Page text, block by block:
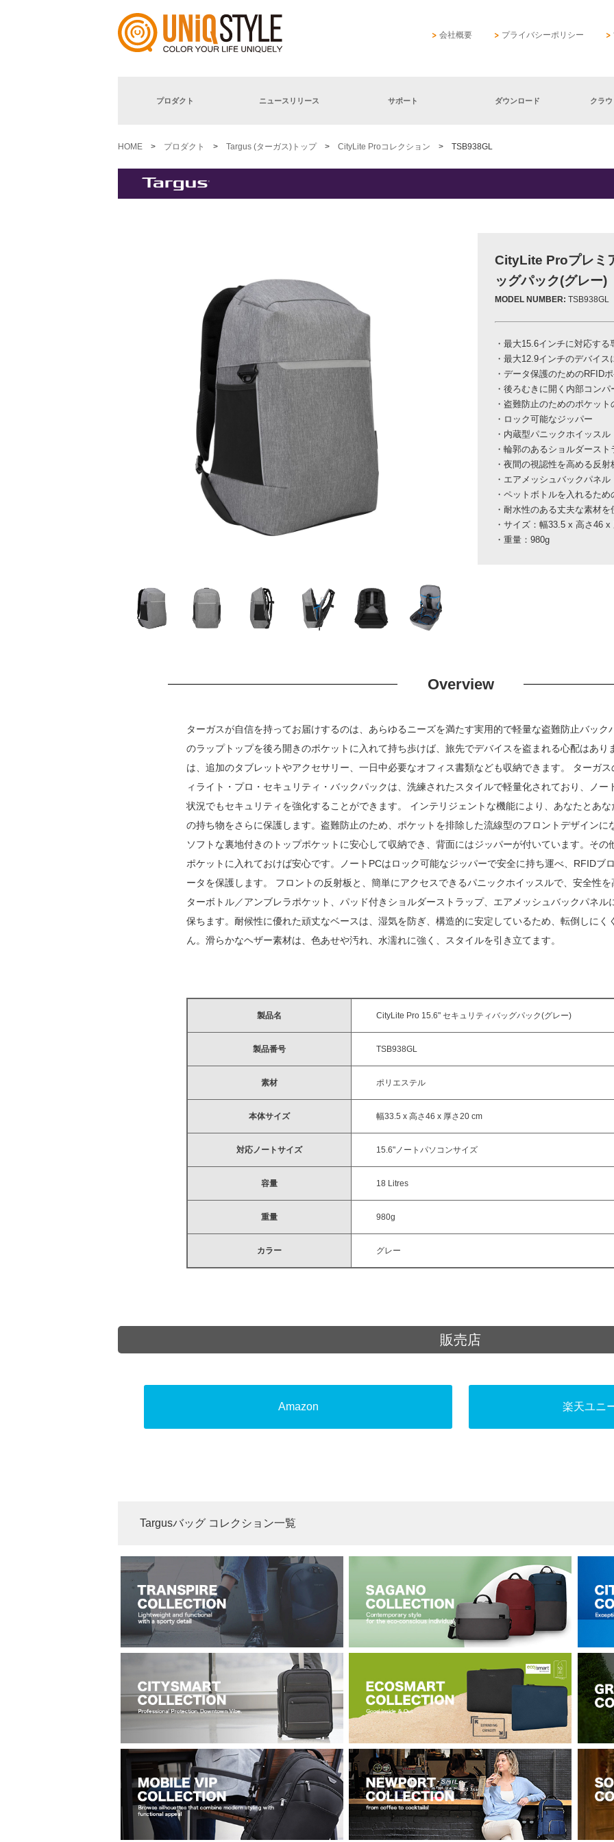
会社概要 プライバシーポリシー
プロダクト ニュースリリース サポート ダウンロード クラ
HOME > プロダクト > Targus (ターガス)トップ> CityLite Proコレクション > TSB938GL
CityLite Proプレミ
ッグパック(グレー)
MODEL NUMBER: TSB938GL
・最大15.6インチに対応す
・最大12.9インチのデバイ
・データ保護のためのRFID
・後ろむきに開く内部コンパ
・盗難防止のためのポケット
・ロック可能なジッパー
・内蔵型パニックホイッスル
・輪郭のあるショルダースト
・夜間の視認性を高める反射
・エアメッシュバックパネル
・ペットボトルを入れるた
・耐水性のある丈夫な素材を
・サイズ：幅33.5 x 高さ46 x
・重量：980g
Overview
ターガスが自信を持ってお届けするのは、あらゆるニーズを満たす実用的で軽量な盗難防止バック
のラップトップを後ろ開きのポケットに入れて持ち歩けば、旅先でデバイスを盗まれる心配はあり
は、追加のタブレットやアクセサリー、一日中必要なオフィス書類なども収納できます。 ターガ
ィライト・プロ・セキュリティ・バックパックは、洗練されたスタイルで軽量化されており、ノー
状況でもセキュリティを強化することができます。 インテリジェントな機能により、あなたとあ
の持ち物をさらに保護します。盗難防止のため、ポケットを排除した流線型のフロントデザインに
ソフトな裏地付きのトップポケットに安心して収納でき、背面にはジッパーが付いています。その
ポケットに入れておけば安心です。ノートPCはロック可能なジッパーで安全に持ち運べ、RFIDブ
ータを保護します。 フロントの反射板と、簡単にアクセスできるパニックホイッスルで、安全性
ターボトル／アンブレラポケット、パッド付きショルダーストラップ、エアメッシュバックパネル
保ちます。耐候性に優れた頑丈なベースは、湿気を防ぎ、構造的に安定しているため、転倒しにく
ん。滑らかなヘザー素材は、色あせや汚れ、水濡れに強く、スタイルを引き立てます。
製品名 CityLite Pro 15.6" セキュリティバッグパック(グレー)
製品番号 TSB938GL
素材 ポリエステル
本体サイズ 幅33.5 x 高さ46 x 厚さ20 cm
対応ノートサイズ 15.6"ノートパソコンサイズ
容量 18 Litres
重量 980g
カラー グレー
販売店
Amazon 楽天ユニ
Targusバッグ コレクション一覧